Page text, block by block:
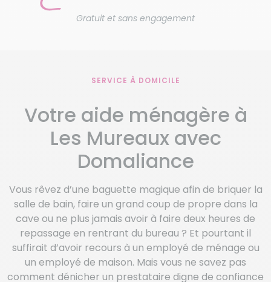
Gratuit et sans engagement
SERVICE À DOMICILE
Votre aide ménagère à
Les Mureaux avec
Domaliance
Vous rêvez d’une baguette magique afin de briquer la
salle de bain, faire un grand coup de propre dans la
cave ou ne plus jamais avoir à faire deux heures de
repassage en rentrant du bureau ? Et pourtant il
suffirait d’avoir recours à un employé de ménage ou
un employé de maison. Mais vous ne savez pas
comment dénicher un prestataire digne de confiance